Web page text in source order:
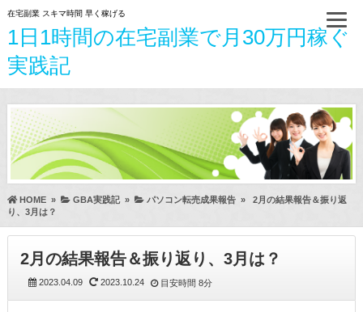
在宅副業 スキマ時間 早く稼げる
1日1時間の在宅副業で月30万円稼ぐ
実践記
HOME» GBA実践記» パソコン転売成果報告»
2月の結果報告＆振り返
り、3月は？
2月の結果報告＆振り返り、3月は？
2023.04.09 2023.10.24 目安時間 8分